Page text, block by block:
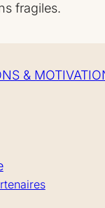
fragiles.
&